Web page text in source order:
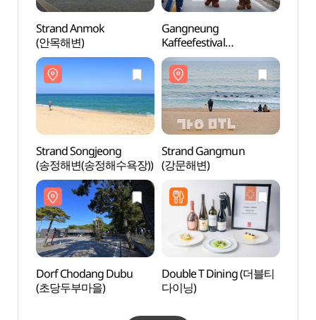
Strand Anmok
(안목해변)
Gangneung
Kaffeefestival
(강릉커피축제)
Strand Songjeong
(송정해변(송정해수욕장))
Strand Gangmun
(강문해변)
Dorf Chodang Dubu
(초당두부마을)
Double T Dining (더블티
다이닝)